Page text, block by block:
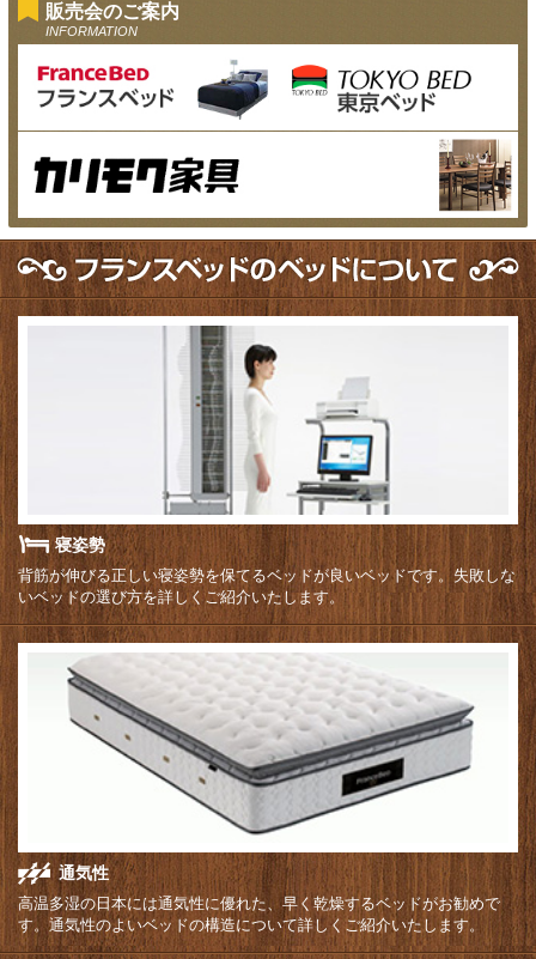
販売会のご案内
INFORMATION
寝姿勢
背筋が伸びる正しい寝姿勢を保てるベッドが良いベッドです。失敗しな
いベッドの選び方を詳しくご紹介いたします。
通気性
高温多湿の日本には通気性に優れた、早く乾燥するベッドがお勧めで
す。通気性のよいベッドの構造について詳しくご紹介いたします。